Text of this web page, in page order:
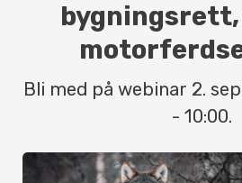
Bli med på webinar 2.
- 10:00.